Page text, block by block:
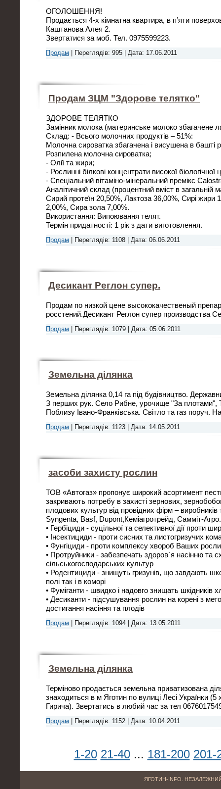
ОГОЛОШЕННЯ!
Продається 4-х кімнатна квартира, в п’яти
Каштанова Алея 2.
Звертатися за моб. Тел. 0975599223.
Продам Переглядів: 995 Дата: 17.06.2011
Продам ЗЦМ "Здорове телятко"
ЗДОРОВЕ ТЕЛЯТКО
Замінник молока (материнське молоко збагачене
Склад: - Всього молочних продуктів – 51%:
Молочна сироватка збагачена і висушена в башті
Розпилена молочна сироватка;
- Олії та жири;
- Рослинні білкові концентрати високої біологічної
- Спеціальний вітаміно-мінеральний премікс
Аналітичний склад (процентний вміст в загальній
Сирий протеїн 20,50%, Лактоза 36,00%, Сирі жири
2,00%, Сира зола 7,00%.
Використання: Випоювання телят.
Термін придатності: 1 рік з дати виготовлення.
Продам Переглядів: 1108 Дата: 06.06.2011
Десикант Реглон супер.
Продам по низкой цене высококачественый
росстений.Десикант Реглон супер производства
Продам Переглядів: 1079 Дата: 05.06.2011
Земельна ділянка
Земельна ділянка 0,14 га під будівництво.
З перших рук. Село Рибне, урочище "За плотами",
Поблизу Івано-Франківська. Світло та газ поруч.
Продам Переглядів: 1123 Дата: 14.05.2011
засоби захисту рослин
ТОВ «Автогаз» пропонує широкий асортимент
закривають потребу в захисті зернових,
плодових культур від провідних фірм –
Syngenta, Basf, Dupont,Кеміагротрейд, Самміт-Агро.
• Гербіциди - суцільної та селективної дії проти
• Інсектициди - проти сисних та листогризучих
• Фунгіциди - проти комплексу хвороб Ваших
• Протруйники - забезпечать здоров`я насінню та
сільськогосподарських культур
• Родентициди - знищуть гризунів, що завдають
полі так і в коморі
• Фуміганти - швидко і надовго знищать шкідників
• Десиканти - підсушування рослин на корені з
достигання насіння та плодів
Продам Переглядів: 1094 Дата: 13.05.2011
Земельна ділянка
Терміново продається земельна приватизована
знаходиться в м Яготин по вулиці Лесі Українки (5
Гирича). Звертатись в любий час за тел
Продам Переглядів: 1152 Дата: 10.04.2011
1-20 21-40 ... 181-200 201-
ЯГОТИН-INFO.